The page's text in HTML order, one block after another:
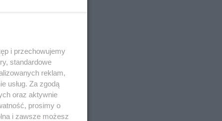
i przechowujemy
standardowe
reklam,
usług. Za zgodą
oraz aktywnie
prosimy o
i zawsze możesz